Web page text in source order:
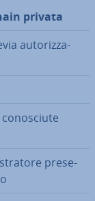
privata
au­to­riz­za­
pre­se­